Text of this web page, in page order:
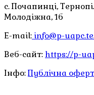
с. Почапинці,
Молодіжна, 1б
E-mail: info@p-
Веб-сайт: https://p-
Інфо:Публічна